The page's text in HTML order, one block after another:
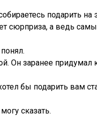
подарить на
сюрприза, а ведь
Он заранее придумал
бы подарить вам
сказать.